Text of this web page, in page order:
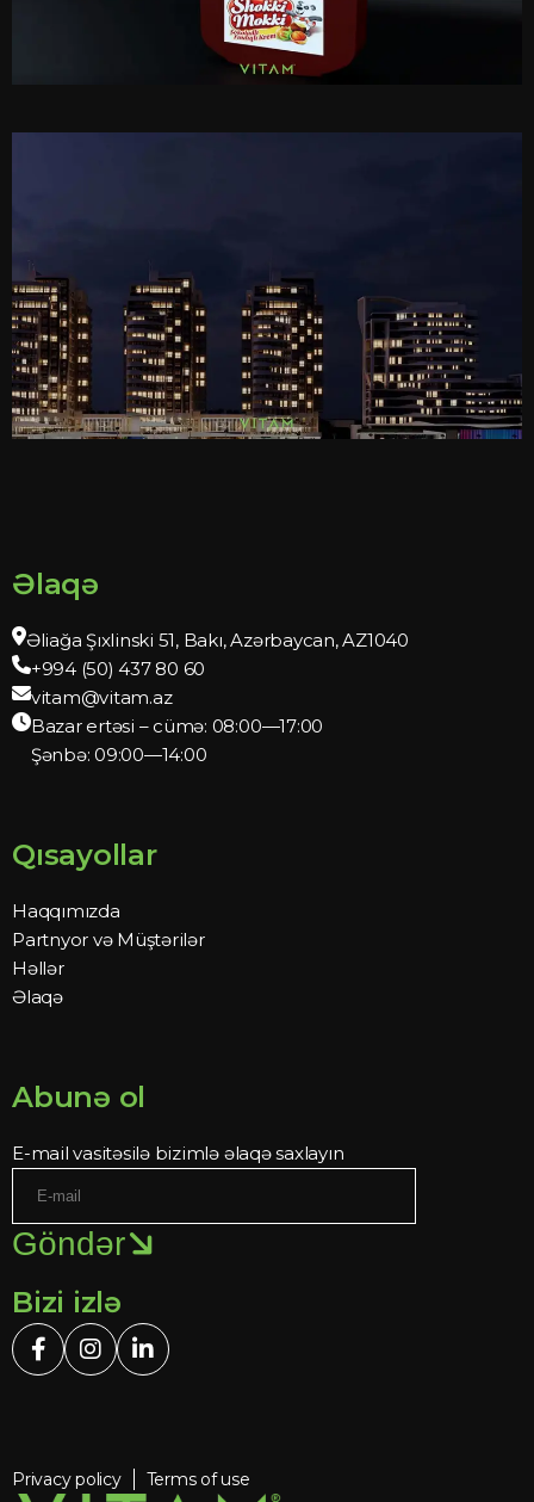
Əlaqə
Əliağa Şıxlinski 51, Bakı, Azərbaycan, AZ1040
+994 (50) 437 80 60
vitam@vitam.az
Bazar ertəsi – cümə: 08:00—17:00
Şənbə: 09:00—14:00
Qısayollar
Haqqımızda
Partnyor və Müştərilər
Həllər
Əlaqə
Abunə ol
E-mail vasitəsilə bizimlə əlaqə saxlayın
Göndər
Bizi izlə
Privacy policy Terms of use